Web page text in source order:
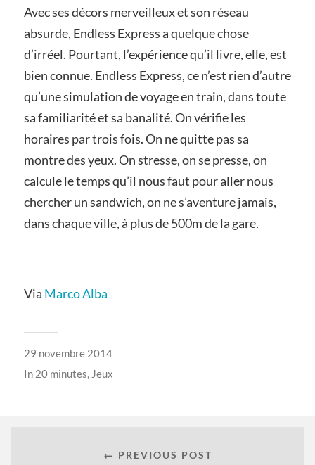
Avec ses décors merveilleux et son réseau
absurde, Endless Express a quelque chose
d’irréel. Pourtant, l’expérience qu’il livre, elle, est
bien connue. Endless Express, ce n’est rien d’autre
qu’une simulation de voyage en train, dans toute
sa familiarité et sa banalité. On vérifie les
horaires par trois fois. On ne quitte pas sa
montre des yeux. On stresse, on se presse, on
calcule le temps qu’il nous faut pour aller nous
chercher un sandwich, on ne s’aventure jamais,
dans chaque ville, à plus de 500m de la gare.
Via Marco Alba
29 novembre 2014
In 20 minutes, Jeux
← PREVIOUS POST